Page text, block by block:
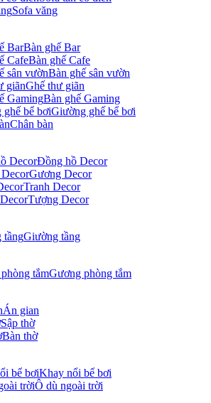
Sofa văng
Bàn ghế Bar
Bàn ghế Cafe
Bàn ghế sân vườn
Ghế thư giãn
Bàn ghế Gaming
Giường ghế bể bơi
Chân bàn
Đồng hồ Decor
Gương Decor
Tranh Decor
Tượng Decor
Giường tầng
Gương phòng tắm
Án gian
Sập thờ
Bàn thờ
Khay nổi bể bơi
Ô dù ngoài trời